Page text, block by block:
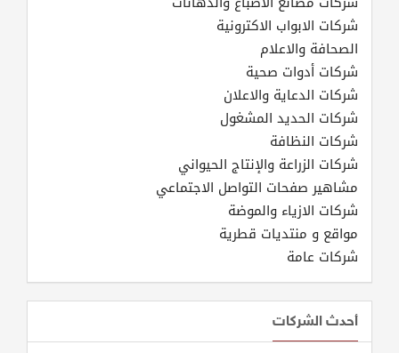
شركات الابواب الاكترونية
الصحافة والاعلام
شركات أدوات صحية
شركات الدعاية والاعلان
شركات الحديد المشغول
شركات النظافة
شركات الزراعة والإنتاج الحيواني
مشاهير صفحات التواصل الاجتماعي
شركات الازياء والموضة
مواقع و منتديات قطرية
شركات عامة
أحدث الشركات